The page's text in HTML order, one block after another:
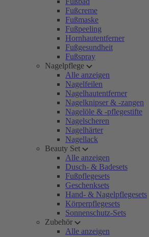
Fußcreme
Fußmaske
Fußpeeling
Hornhautentferner
Fußgesundheit
Fußspray
Nagelpflege
Alle anzeigen
Nagelfeilen
Nagelhautentferner
Nagelknipser & -zangen
Nagelöle & -pflegestifte
Nagelscheren
Nagelhärter
Nagellack
Beauty Set
Alle anzeigen
Dusch- & Badesets
Fußpflegesets
Geschenksets
Hand- & Nagelpflegesets
Körperpflegesets
Sonnenschutz-Sets
Zubehör
Alle anzeigen